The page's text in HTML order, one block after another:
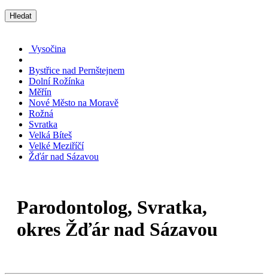
Hledat
Vysočina
Bystřice nad Pernštejnem
Dolní Rožínka
Měřín
Nové Město na Moravě
Rožná
Svratka
Velká Bíteš
Velké Meziříčí
Žďár nad Sázavou
Parodontolog, Svratka,
okres Žďár nad Sázavou